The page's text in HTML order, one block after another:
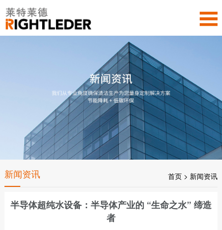
新闻资讯 首页 > 新闻资讯
半导体超纯水设备：半导体产业的 “生命之水” 缔造
者